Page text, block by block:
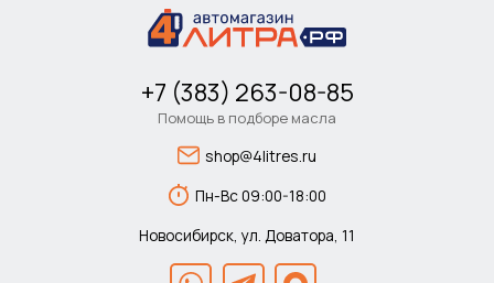
+7 (383) 263-08-85
Помощь в подборе масла
shop@4litres.ru
Пн-Вс 09:00-18:00
Новосибирск, ул. Доватора, 11